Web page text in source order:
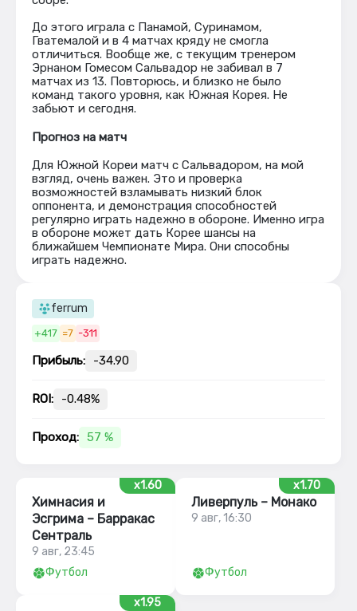
До этого играла с Панамой, Суринамом,
Гватемалой и в 4 матчах кряду не смогла
отличиться. Вообще же, с текущим тренером
Эрнаном Гомесом Сальвадор не забивал в 7
матчах из 13. Повторюсь, и близко не было
команд такого уровня, как Южная Корея. Не
забьют и сегодня.
Прогноз на матч
Для Южной Кореи матч с Сальвадором, на мой
взгляд, очень важен. Это и проверка
возможностей взламывать низкий блок
оппонента, и демонстрация способностей
регулярно играть надежно в обороне. Именно игра
в обороне может дать Корее шансы на
ближайшем Чемпионате Мира. Они способны
играть надежно.
ferrum
+417 =7 -311
Прибыль: -34.90
ROI: -0.48%
Проход: 57 %
x1.60
Химнасия и
Эсгрима – Барракас
Сентраль
9 авг, 23:45
Футбол
x1.70
Ливерпуль – Монако
9 авг, 16:30
Футбол
x1.95